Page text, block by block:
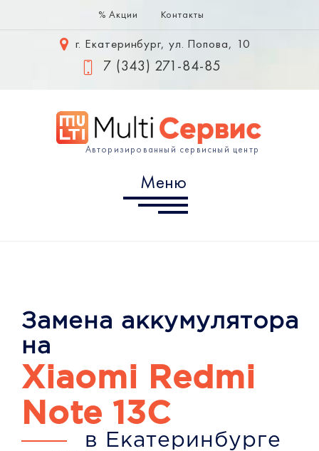
Меню
Samsung
Xiaomi
% Акции Контакты
г. Екатеринбург, ул. Попова, 10
7 (343) 271-84-85
Авторизированный сервисный центр
Меню
Замена аккумулятора
на
Xiaomi Redmi
Note 13C
в Екатеринбурге